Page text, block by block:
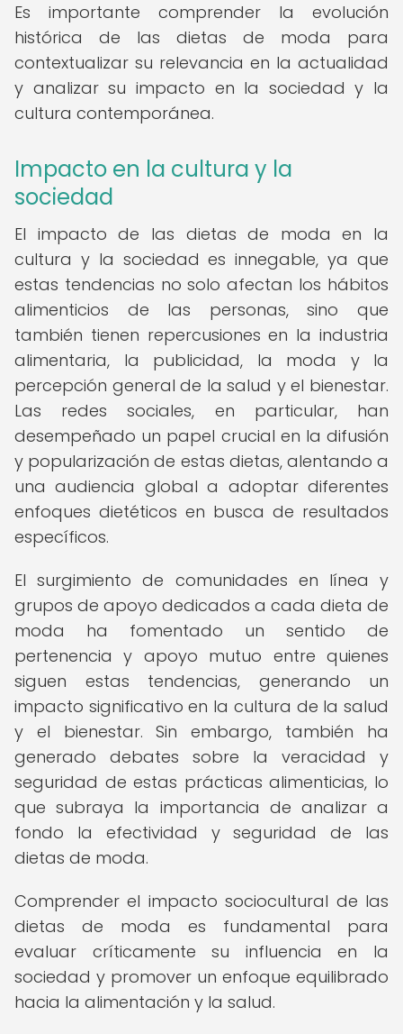
Es importante comprender la evolución
histórica de las dietas de moda para
contextualizar su relevancia en la actualidad
y analizar su impacto en la sociedad y la
cultura contemporánea.
Impacto en la cultura y la
sociedad
El impacto de las dietas de moda en la
cultura y la sociedad es innegable, ya que
estas tendencias no solo afectan los hábitos
alimenticios de las personas, sino que
también tienen repercusiones en la industria
alimentaria, la publicidad, la moda y la
percepción general de la salud y el bienestar.
Las redes sociales, en particular, han
desempeñado un papel crucial en la difusión
y popularización de estas dietas, alentando a
una audiencia global a adoptar diferentes
enfoques dietéticos en busca de resultados
específicos.
El surgimiento de comunidades en línea y
grupos de apoyo dedicados a cada dieta de
moda ha fomentado un sentido de
pertenencia y apoyo mutuo entre quienes
siguen estas tendencias, generando un
impacto significativo en la cultura de la salud
y el bienestar. Sin embargo, también ha
generado debates sobre la veracidad y
seguridad de estas prácticas alimenticias, lo
que subraya la importancia de analizar a
fondo la efectividad y seguridad de las
dietas de moda.
Comprender el impacto sociocultural de las
dietas de moda es fundamental para
evaluar críticamente su influencia en la
sociedad y promover un enfoque equilibrado
hacia la alimentación y la salud.